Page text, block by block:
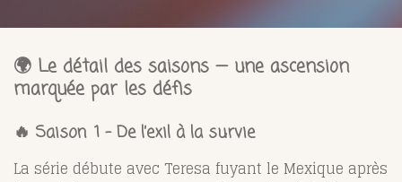
🌍 Le détail des saisons — une ascension
marquée par les défis
🔥 Saison 1 – De l’exil à la survie
La série débute avec Teresa fuyant le Mexique après